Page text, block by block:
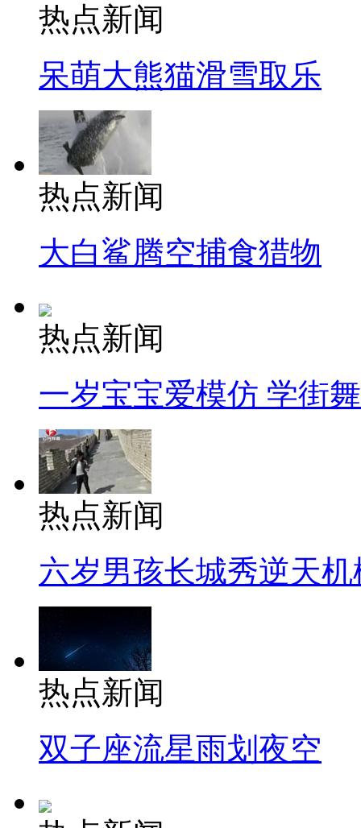
热点新闻
呆萌大熊猫滑雪取乐
热点新闻
大白鲨腾空捕食猎物
热点新闻
一岁宝宝爱模仿 学街
热点新闻
六岁男孩长城秀逆天机
热点新闻
双子座流星雨划夜空